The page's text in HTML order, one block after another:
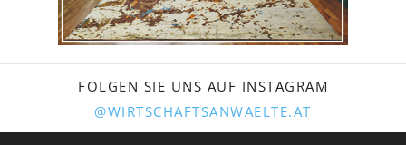
FOLGEN SIE UNS AUF INSTAGRAM
@WIRTSCHAFTSANWAELTE.AT